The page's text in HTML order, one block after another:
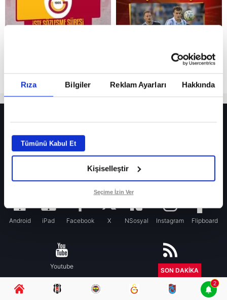
Rıza Bilgiler Reklam Ayarları Hakkında
Tümünü Kabul Et
Kişiselleştir
Seçime İzin Ver
Fenerbahçe’de sürpriz ayrılık ihtimali! Devre arasında gelmişti
Fenerbahçe’nin yeni transferi Mason Greenwood için olay sözler!
Galatasaray’da rota yeniden Thiago Almada!
Android iPad Facebook X NSosyal Instagram Flipboard
Youtube RSS
SON DAKİKA
2